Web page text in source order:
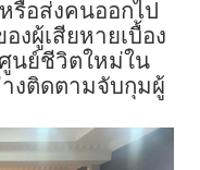
รือส่งคนออกไป
งผู้เสียหายเบื้อง
นย์ชีวิตใหม่ใน
างติดตามจับกุมผู้